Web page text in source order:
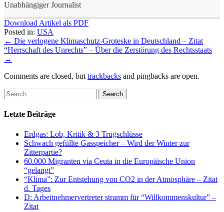
Unabhängiger Journalist
Download Artikel als PDF
Posted in: USA
← Die verlogene Klimaschutz-Groteske in Deutschland – Zitat
“Herrschaft des Unrechts” – Über die Zerstörung des Rechtsstaats
→
Comments are closed, but trackbacks and pingbacks are open.
Letzte Beiträge
Erdgas: Lob, Kritik & 3 Trugschlüsse
Schwach gefüllte Gasspeicher – Wird der Winter zur
Zitterpartie?
60.000 Migranten via Ceuta in die Europäische Union
“gelangt”
“Klima”: Zur Entstehung von CO2 in der Atmosphäre – Zitat
d. Tages
D: Arbeitnehmervertreter stramm für “Willkommenskultur” –
Zitat